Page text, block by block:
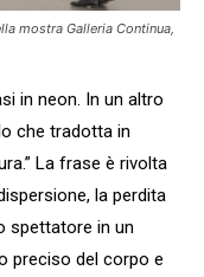
mostra Galleria Continua,
in neon. In un altro
che tradotta in
La frase è rivolta
la perdita
spettatore in un
preciso del corpo e